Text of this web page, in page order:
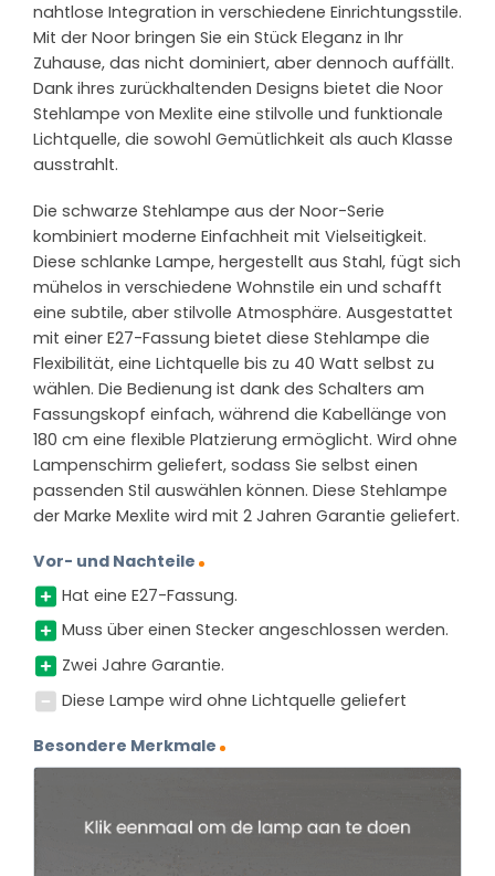
nahtlose Integration in verschiedene Einrichtungsstile.
Mit der Noor bringen Sie ein Stück Eleganz in Ihr
Zuhause, das nicht dominiert, aber dennoch auffällt.
Dank ihres zurückhaltenden Designs bietet die Noor
Stehlampe von Mexlite eine stilvolle und funktionale
Lichtquelle, die sowohl Gemütlichkeit als auch Klasse
ausstrahlt.
Die schwarze Stehlampe aus der Noor-Serie
kombiniert moderne Einfachheit mit Vielseitigkeit.
Diese schlanke Lampe, hergestellt aus Stahl, fügt sich
mühelos in verschiedene Wohnstile ein und schafft
eine subtile, aber stilvolle Atmosphäre. Ausgestattet
mit einer E27-Fassung bietet diese Stehlampe die
Flexibilität, eine Lichtquelle bis zu 40 Watt selbst zu
wählen. Die Bedienung ist dank des Schalters am
Fassungskopf einfach, während die Kabellänge von
180 cm eine flexible Platzierung ermöglicht. Wird ohne
Lampenschirm geliefert, sodass Sie selbst einen
passenden Stil auswählen können. Diese Stehlampe
der Marke Mexlite wird mit 2 Jahren Garantie geliefert.
Vor- und Nachteile
Hat eine E27-Fassung.
Muss über einen Stecker angeschlossen werden.
Zwei Jahre Garantie.
Diese Lampe wird ohne Lichtquelle geliefert
Besondere Merkmale